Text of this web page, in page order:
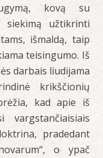
kovą su
siekimą užtikrinti
išmaldą, taip
teisingumo. Iš
darbais liudijama
krikščionių
kad apie iš
vargstančiaisiais
pradedant
o ypač